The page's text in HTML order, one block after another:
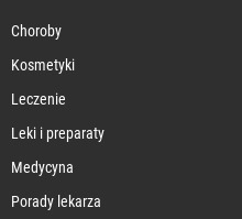
Choroby
Kosmetyki
Leczenie
Leki i preparaty
Medycyna
Porady lekarza